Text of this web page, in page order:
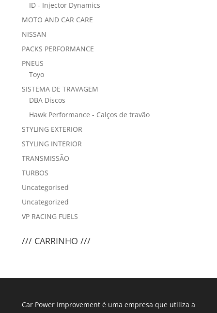
ID - Injector Dynamics
MOTO AND CAR CARE
NISSAN
PACKS PERFORMANCE
PNEUS
Toyo
SISTEMA DE TRAVAGEM
DBA Discos
Hawk Performance - Calços de travão
STYLING EXTERIOR
STYLING INTERIOR
TRANSMISSÃO
TURBOS
Uncategorised
Uncategorized
VP RACING FUELS
/// CARRINHO ///
Car Power Improvement é uma empresa que utiliza a